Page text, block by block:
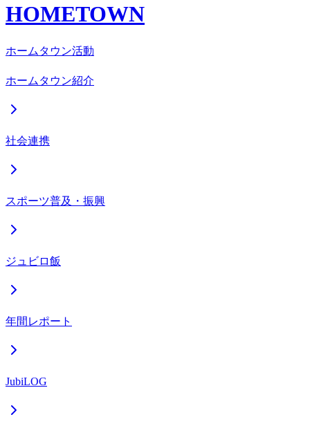
HOMETOWN
ホームタウン活動
ホームタウン紹介
社会連携
スポーツ普及・振興
ジュビロ飯
年間レポート
JubiLOG